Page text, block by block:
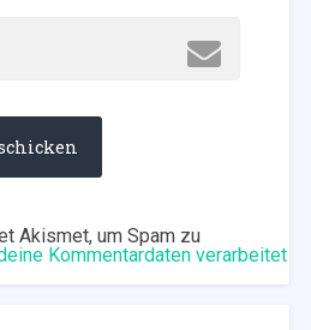
Akismet, um Spam zu
Kommentardaten verarbeitet